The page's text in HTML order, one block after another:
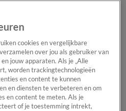
Het beste van Hart
Tip de
cookies en vergelijkbare
over jou als gebruiker van
jouw apparaten. Als je „Alle
worden trackingtechnologieën
en content te kunnen
en diensten te verbeteren en om
en content te meten. Als je
of je toestemming intrekt,